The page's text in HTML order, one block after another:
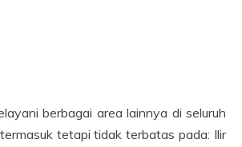
berbagai area lainnya di seluruh
tetapi tidak terbatas pada: Ilir